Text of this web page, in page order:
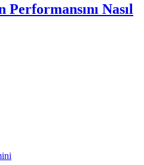
Nasıl